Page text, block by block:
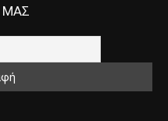
ΜΑΣ